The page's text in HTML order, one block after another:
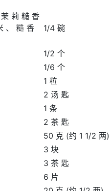
莉 糙 香
、 糙 香
1/4 碗
1/2 个
1/6 个
1 粒
2 汤 匙
1 条
2 茶 匙
50 克 (约 1 1/2 两)
3 块
3 茶 匙
6 片